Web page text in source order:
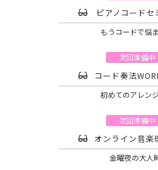
ピアノコード
もうコードで悩
次回準備中
コード奏法
初めてのアレン
次回準備中
オンライン音
金曜夜の大人